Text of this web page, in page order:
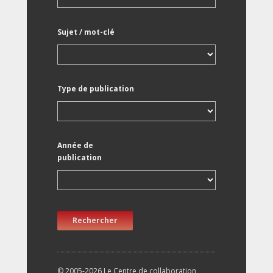
Sujet / mot-clé
Type de publication
Année de
publication
Rechercher
© 2005-2026 Le Centre de collaboration